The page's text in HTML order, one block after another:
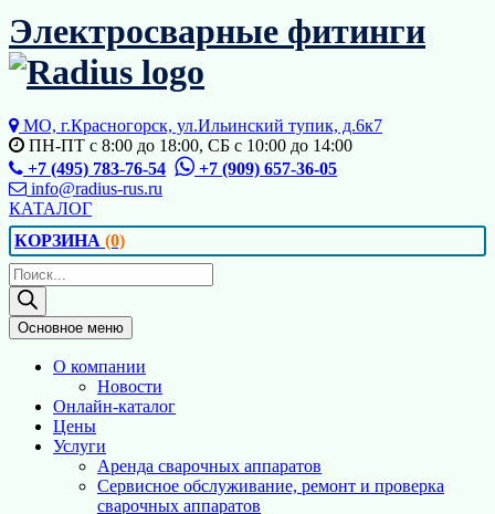
Перейти
к
содержимому
Электросварные фитинги
МО, г.Красногорск, ул.Ильинский тупик, д.6к7
ПН-ПТ с 8:00 до 18:00, СБ с 10:00 до 14:00
+7 (495) 783-76-54
+7 (909) 657-36-05
info@radius-rus.ru
КАТАЛОГ
КОРЗИНА (0)
Поиск
товаров
Основное меню
О компании
Новости
Онлайн-каталог
Цены
Услуги
Аренда сварочных аппаратов
Сервисное обслуживание, ремонт и проверка
сварочных аппаратов